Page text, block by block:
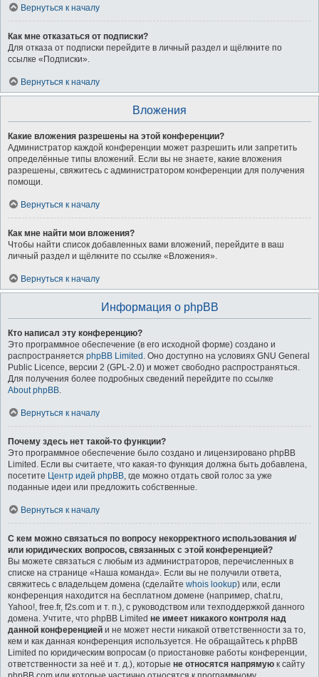
Вернуться к началу
Как мне отказаться от подписки?
Для отказа от подписки перейдите в личный раздел и щёлкните по
ссылке «Подписки».
Вернуться к началу
Вложения
Какие вложения разрешены на этой конференции?
Администратор каждой конференции может разрешить или запретить
определённые типы вложений. Если вы не знаете, какие вложения
разрешены, свяжитесь с администратором конференции для получения
помощи.
Вернуться к началу
Как мне найти мои вложения?
Чтобы найти список добавленных вами вложений, перейдите в ваш
личный раздел и щёлкните по ссылке «Вложения».
Вернуться к началу
Информация о phpBB
Кто написал эту конференцию?
Это программное обеспечение (в его исходной форме) создано и
распространяется phpBB Limited . Оно доступно на условиях GNU General
Public Licence, версии 2 (GPL-2.0) и может свободно распространяться.
Для получения более подробных сведений перейдите по ссылке
About phpBB.
Вернуться к началу
Почему здесь нет такой-то функции?
Это программное обеспечение было создано и лицензировано phpBB
Limited. Если вы считаете, что какая-то функция должна быть добавлена,
посетите Центр идей phpBB, где можно отдать свой голос за уже
поданные идеи или предложить собственные.
Вернуться к началу
С кем можно связаться по вопросу некорректного использования и/
или юридических вопросов, связанных с этой конференцией?
Вы можете связаться с любым из администраторов, перечисленных в
списке на странице «Наша команда». Если вы не получили ответа,
свяжитесь с владельцем домена (сделайте whois lookup) или, если
конференция находится на бесплатном домене (например, chat.ru,
Yahoo!, free.fr, f2s.com и т. п.), с руководством или техподдержкой данного
домена. Учтите, что phpBB Limited не имеет никакого контроля над
данной конференцией и не может нести никакой ответственности за то,
кем и как данная конференция используется. Не обращайтесь к phpBB
Limited по юридическим вопросам (о приостановке работы конференции,
ответственности за неё и т. д.), которые не относятся напрямую к сайту